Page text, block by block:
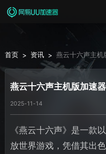
首页 > 资讯 > 燕云十六声主机
燕云十六声主机版加速
2025-11-14
《燕云十六声》是一款
放世界游戏，凭借其出